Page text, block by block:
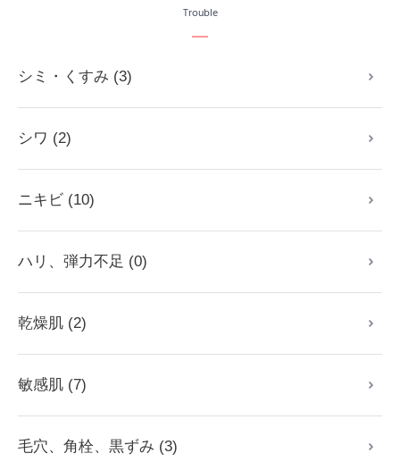
Trouble
シミ・くすみ (3)
シワ (2)
ニキビ (10)
ハリ、弾力不足 (0)
乾燥肌 (2)
敏感肌 (7)
毛穴、角栓、黒ずみ (3)